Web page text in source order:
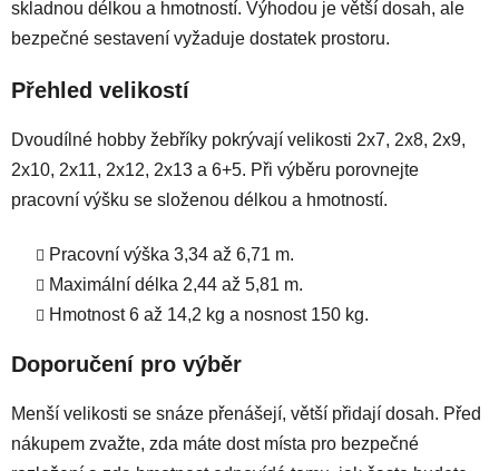
c
í
k
y
v
ý
i
s
u
skladnou délkou a hmotností. Výhodou je větší dosah, ale
bezpečné sestavení vyžaduje dostatek prostoru.
Přehled velikostí
Dvoudílné hobby žebříky pokrývají velikosti 2x7, 2x8, 2x9,
2x10, 2x11, 2x12, 2x13 a 6+5. Při výběru porovnejte
pracovní výšku se složenou délkou a hmotností.
Pracovní výška 3,34 až 6,71 m.
Maximální délka 2,44 až 5,81 m.
Hmotnost 6 až 14,2 kg a nosnost 150 kg.
Doporučení pro výběr
Menší velikosti se snáze přenášejí, větší přidají dosah. Před
nákupem zvažte, zda máte dost místa pro bezpečné